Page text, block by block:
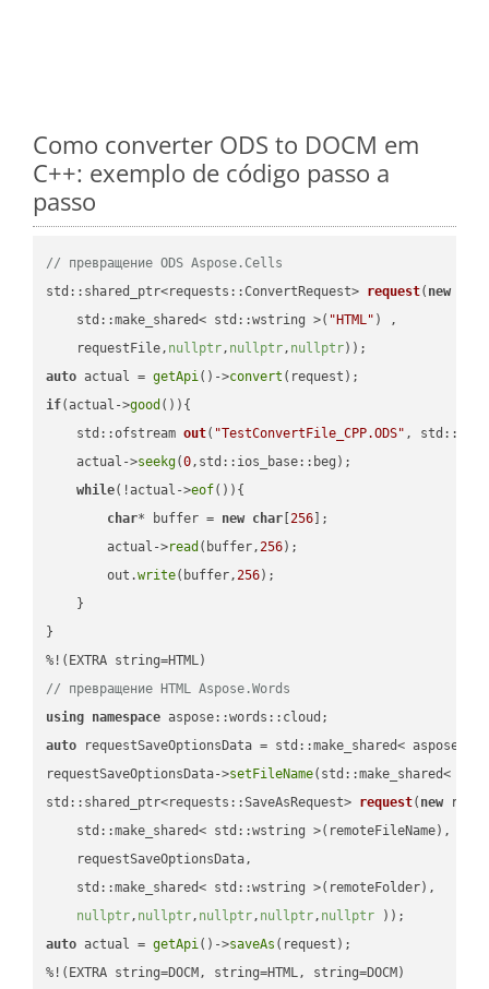
Como converter ODS to DOCM em
C++: exemplo de código passo a
passo
// превращение ODS Aspose.Cells
std::shared_ptr<requests::ConvertRequest> request( new
    std::make_shared< std::wstring >(
"HTML" ) ,
    requestFile,
nullptr, nullptr, nullptr))
auto actual = getApi()->convert
if(actual->good ()){
std::ofstream out( "TestConvertFile_CPP.ODS" ,
    actual->
seekg(0,std::ios_base::beg);
while(!actual->eof()){
char* buffer = new char [256 ];
        actual->
read (buffer,256);
        out.
write(buffer,256);
    }
}
// превращение HTML Aspose.Words
using namespace
auto requestSaveOptionsData = std::make_shared<
requestSaveOptionsData->setFileName(std::make_shared<
std::shared_ptr<requests::SaveAsRequest> request( new
    std::make_shared< std::wstring >(remoteFileName),
    requestSaveOptionsData,
    std::make_shared< std::wstring >(remoteFolder),
nullptr, nullptr, nullptr, nullptr, nullptr ))
auto actual = getApi()->saveAs (request);
%!(EXTRA string=DOCM, string=HTML, string=DOCM)